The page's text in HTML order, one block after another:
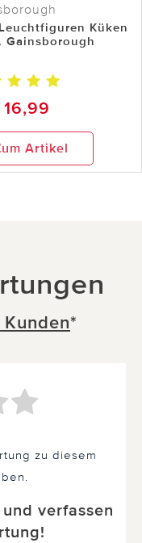
Küken
Gainsborough
16,99
Artikel
*
zu diesem
verfassen